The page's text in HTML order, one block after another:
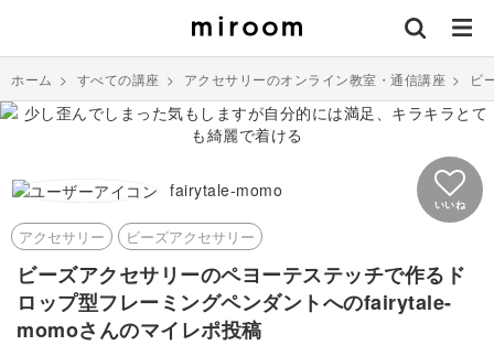
ホーム > すべての講座 > アクセサリーのオンライン教室・通信講座 > ビ
fairytale-momo
いいね
アクセサリー ビーズアクセサリー
ビーズアクセサリーのペヨーテステッチで作るド
ロップ型フレーミングペンダントへのfairytale-
momoさんのマイレポ投稿